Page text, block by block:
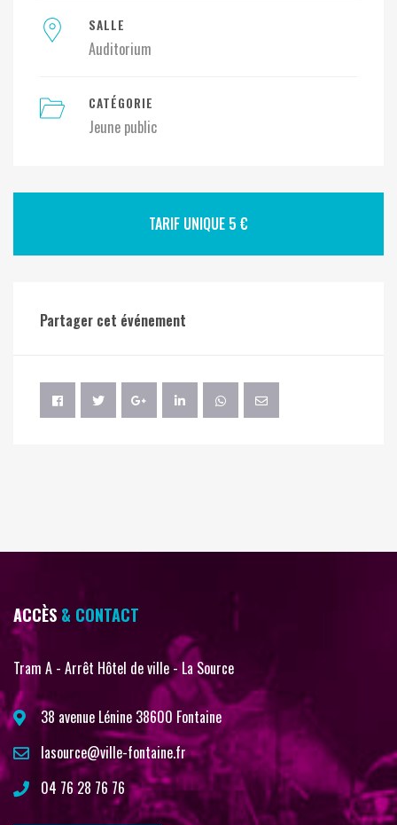
SALLE
Auditorium
CATÉGORIE
Jeune public
TARIF UNIQUE 5 €
Partager cet événement
ACCÈS & CONTACT
Tram A - Arrêt Hôtel de ville - La Source
38 avenue Lénine 38600 Fontaine
lasource@ville-fontaine.fr
04 76 28 76 76